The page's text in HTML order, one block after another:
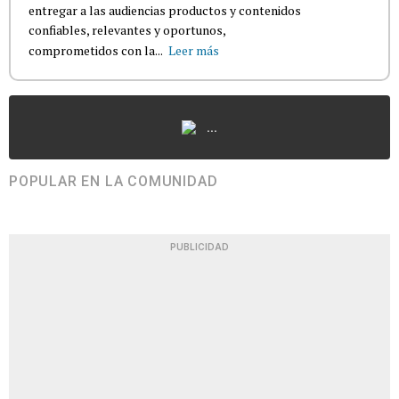
entregar a las audiencias productos y contenidos
confiables, relevantes y oportunos,
comprometidos con la... Leer más
...
POPULAR EN LA COMUNIDAD
PUBLICIDAD